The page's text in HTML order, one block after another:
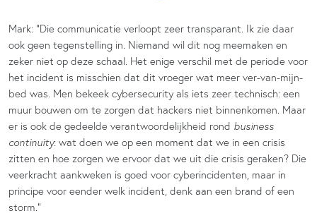
Mark: “Die communicatie verloopt zeer transparant. Ik zie daar
ook geen tegenstelling in. Niemand wil dit nog meemaken en
zeker niet op deze schaal. Het enige verschil met de periode voor
het incident is misschien dat dit vroeger wat meer ver-van-mijn-
bed was. Men bekeek cybersecurity als iets zeer technisch: een
muur bouwen om te zorgen dat hackers niet binnenkomen. Maar
er is ook de gedeelde verantwoordelijkheid rond business
continuity: wat doen we op een moment dat we in een crisis
zitten en hoe zorgen we ervoor dat we uit die crisis geraken? Die
veerkracht aankweken is goed voor cyberincidenten, maar in
principe voor eender welk incident, denk aan een brand of een
storm.”